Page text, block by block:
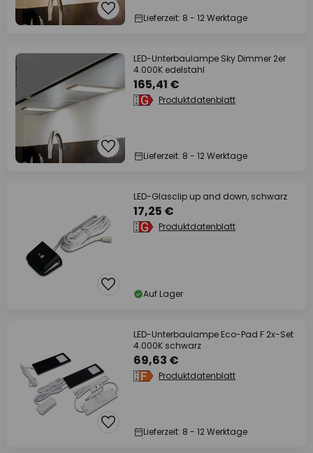
Lieferzeit: 8 - 12 Werktage
LED-Unterbaulampe Sky Dimmer 2er
4.000K edelstahl
165,41 €
Produktdatenblatt
Lieferzeit: 8 - 12 Werktage
LED-Glasclip up and down, schwarz
17,25 €
Produktdatenblatt
Auf Lager
LED-Unterbaulampe Eco-Pad F 2x-Set
4.000K schwarz
69,63 €
Produktdatenblatt
Lieferzeit: 8 - 12 Werktage